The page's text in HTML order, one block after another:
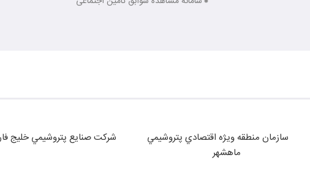
سازمان منطقه ويژه اقتصادي پتروشيمي
ماهشهر
شركت صنايع پتروشيمي خليج